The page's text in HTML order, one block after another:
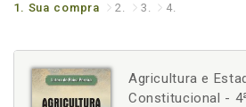
1. Sua compra 2. 3. 4.
Agricultura e
Constitucional -